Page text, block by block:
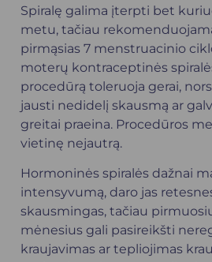
Spiralę galima įterpti bet
metu, tačiau
pirmąsias 7 menstruacinio
moterų kontraceptinės
procedūrą toleruoja gerai,
jausti nedidelį skausmą ar
greitai praeina. Procedūros
vietinę nejautrą.
Hormoninės spiralės dažnai
intensyvumą, daro jas
skausmingas, tačiau
mėnesius gali pasireikšti
kraujavimas ar tepliojimas